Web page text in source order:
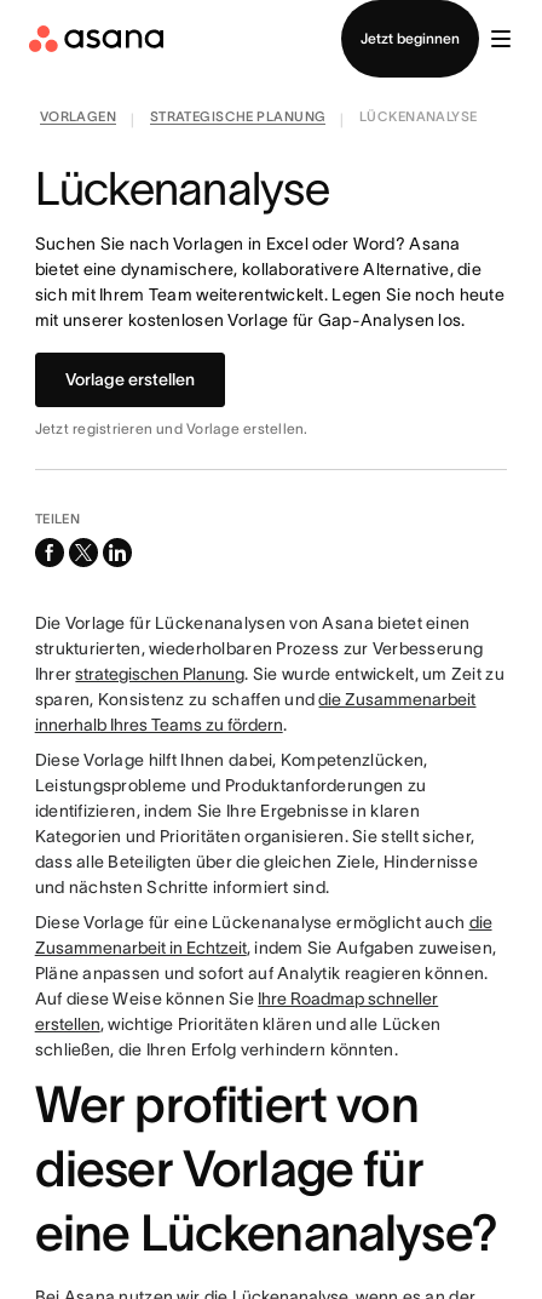
Jetzt beginnen
Vertrieb kontaktieren
VORLAGEN STRATEGISCHE PLANUNG LÜCKENANALYSE
Lückenanalyse
Suchen Sie nach Vorlagen in Excel oder Word? Asana
bietet eine dynamischere, kollaborativere Alternative, die
sich mit Ihrem Team weiterentwickelt. Legen Sie noch heute
mit unserer kostenlosen Vorlage für Gap-Analysen los.
Vorlage erstellen
Jetzt registrieren und Vorlage erstellen.
TEILEN
facebook
x-
linkedin
Die Vorlage für Lückenanalysen von Asana bietet einen
strukturierten, wiederholbaren Prozess zur Verbesserung
Ihrerstrategischen Planung. Sie wurde entwickelt, um Zeit zu
sparen, Konsistenz zu schaffen unddie Zusammenarbeit
innerhalb Ihres Teams zu fördern.
Diese Vorlage hilft Ihnen dabei, Kompetenzlücken,
Leistungsprobleme und Produktanforderungen zu
identifizieren, indem Sie Ihre Ergebnisse in klaren
Kategorien und Prioritäten organisieren. Sie stellt sicher,
dass alle Beteiligten über die gleichen Ziele, Hindernisse
und nächsten Schritte informiert sind.
Diese Vorlage für eine Lückenanalyse ermöglicht auch die
Zusammenarbeit in Echtzeit, indem Sie Aufgaben zuweisen,
Pläne anpassen und sofort auf Analytik reagieren können.
Auf diese Weise können Sie Ihre Roadmap schneller
erstellen, wichtige Prioritäten klären und alle Lücken
schließen, die Ihren Erfolg verhindern könnten.
Wer profitiert von
dieser Vorlage für
eine Lückenanalyse?